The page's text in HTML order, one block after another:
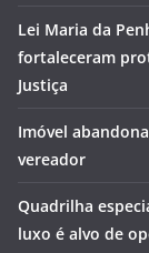
Lei Maria da
fortaleceram
Justiça
Imóvel
vereador
Quadrilha
luxo é alvo de